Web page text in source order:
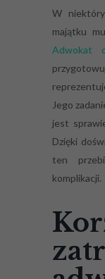
W
majątku
Adwokat
Jego
jest
Dzięki
ten
komplikacji.